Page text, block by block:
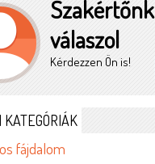
Szakértőnk
válaszol
Kérdezzen Ön is!
KATEGÓRIÁK
fájdalom